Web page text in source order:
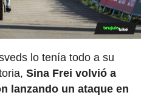
lo tenía todo a su
Sina Frei volvió a
lanzando un ataque en